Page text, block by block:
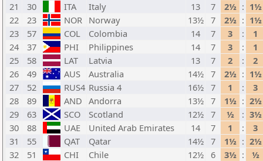
21
30 ITA Italy 13 7 2½ : 1½
22
23 NOR Norway 13½ 7 2½ : 1½
23
57 COL Colombia 14 7 3 :
1
24
37 PHI Philippines 14 7 3 :
1
25
58 LAT Latvia 13 7 2 :
2
26
49 AUS Australia 14½ 7 2½ : 1½
27
52 RUS4 Russia 4 16½ 7 1 :
3
28
89 AND Andorra 13½ 7 1½ : 2½
29
63 SCO Scotland 12½ 7 ½ : 3½
30
88 UAE United Arab Emirates 14 7 1 :
3
31
55 QAT Qatar 14½ 7 1½ : 2½
32
51 CHI Chile 12½ 6 3½ :
½